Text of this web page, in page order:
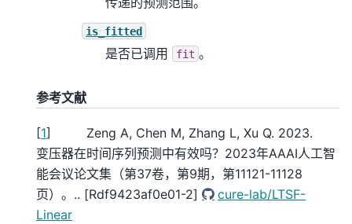
is_fitted
是否已调用 fit 。
参考文献
[1]
Zeng A, Chen M, Zhang L, Xu Q. 2023.
变压器在时间序列预测中有效吗？2023年AAAI人工智
能会议论文集（第37卷，第9期，第11121-11128
页）。.. [Rdf9423af0e01-2]
cure-lab/LTSF-
Linear